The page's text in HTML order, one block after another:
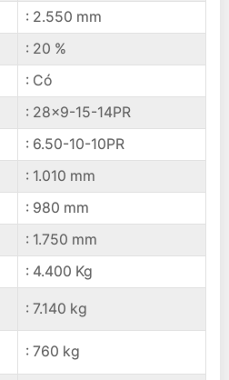
: 2.550 mm
: 20 %
: Có
: 28×9-15-14PR
: 6.50-10-10PR
: 1.010 mm
: 980 mm
: 1.750 mm
: 4.400 Kg
: 7.140 kg
: 760 kg